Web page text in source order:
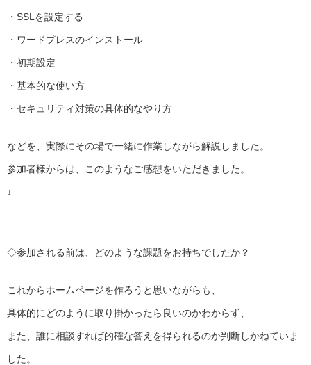
・SSLを設定する
・ワードプレスのインストール
・初期設定
・基本的な使い方
・セキュリティ対策の具体的なやり方
などを、実際にその場で一緒に作業しながら解説しました。
参加者様からは、このようなご感想をいただきました。
↓
——————————————–
◇参加される前は、どのような課題をお持ちでしたか？
これからホームページを作ろうと思いながらも、
具体的にどのように取り掛かったら良いのかわからず、
また、誰に相談すれば的確な答えを得られるのか判断しかねていま
した。